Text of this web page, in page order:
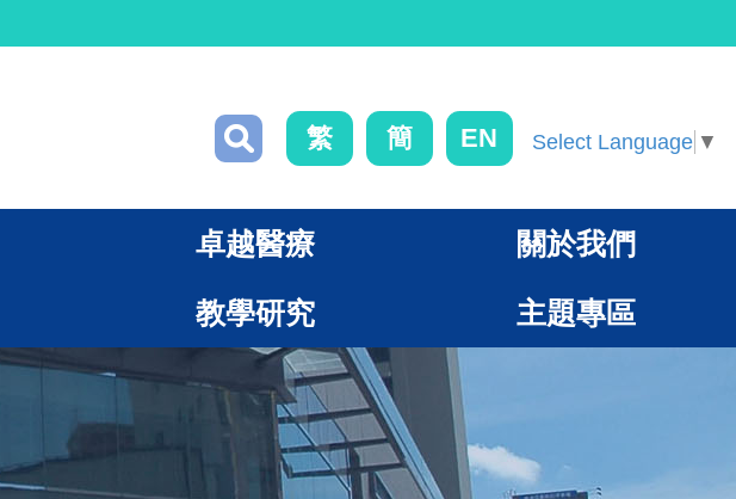
繁 簡 EN Select Language ▼
卓越醫療 關於我們
教學研究 主題專區